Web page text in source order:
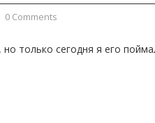
0 Comments
но только сегодня я его